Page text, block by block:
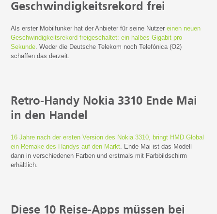
Geschwindigkeitsrekord frei
Als erster Mobilfunker hat der Anbieter für seine Nutzereinen neuen
Geschwindigkeitsrekord freigeschaltet: ein halbes Gigabit pro
Sekunde. Weder die Deutsche Telekom noch Telefónica (O2)
schaffen das derzeit.
Retro-Handy Nokia 3310 Ende Mai
in den Handel
16 Jahre nach der ersten Version des Nokia 3310, bringt HMD Global
ein Remake des Handys auf den Markt. Ende Mai ist das Modell
dann in verschiedenen Farben und erstmals mit Farbbildschirm
erhältlich.
Diese 10 Reise-Apps müssen bei